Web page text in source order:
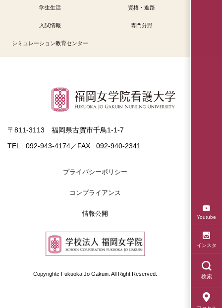
Youtube
インスタ
検索
学生生活 資格・進路
入試情報 専門分野
シミュレーション教育センター
〒811-3113 福岡県古賀市千鳥1-1-7
TEL : 092-943-4174／FAX : 092-940-2341
プライバシーポリシー
コンプライアンス
情報公開
Copyrightc Fukuoka Jo Gakuin. All Right Reserved.